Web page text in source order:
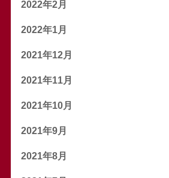
2022年2月
2022年1月
2021年12月
2021年11月
2021年10月
2021年9月
2021年8月